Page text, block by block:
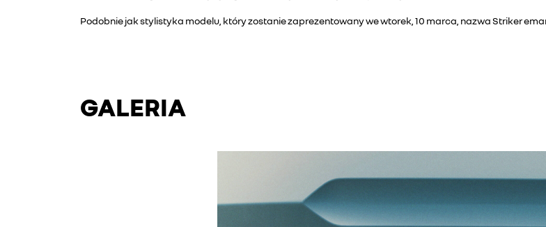
Podobnie jak stylistyka modelu, który zostanie zaprezentowany we wtorek, 10 marca, nazwa Striker
GALERIA